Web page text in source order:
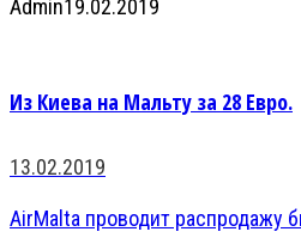
Admin19.02.2019
Из Киева на Мальту за 28 Евро.
13.02.2019
AirMalta проводит распродажу